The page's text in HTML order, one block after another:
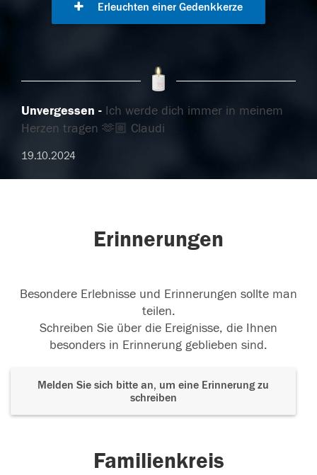
Erleuchten einer Gedenkkerze
Unvergessen
Ich werde dich immer in meinem
Herzen tragen 🫶🏼 Claudi
19.10.2024
Erinnerungen
Besondere Erlebnisse und Erinnerungen sollte man
teilen.
Schreiben Sie über die Ereignisse, die Ihnen
besonders in Erinnerung geblieben sind.
Melden Sie sich bitte an, um eine Erinnerung zu
schreiben
Familienkreis